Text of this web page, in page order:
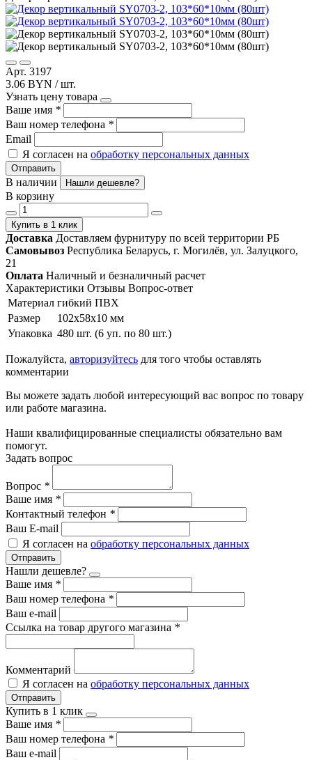
Арт. 3197
3.06 BYN / шт.
Узнать цену товара
Ваше имя *
Ваш номер телефона *
Email
Я согласен на обработку персональных данных
Отправить
В наличии Нашли дешевле?
В корзину
Купить в 1 клик
Доставка Доставляем фурнитуру по всей территории РБ
Самовывоз Республика Беларусь, г. Могилёв, ул. Залуцкого,
21
Оплата Наличный и безналичный расчет
Характеристики Отзывы Вопрос-ответ
Материал гибкий ПВХ
Размер
102х58х10 мм
Упаковка 480 шт. (6 уп. по 80 шт.)
Пожалуйста, авторизуйтесь для того чтобы оставлять
комментарии
Вы можете задать любой интересующий вас вопрос по товару
или работе магазина.
Наши квалифицированные специалисты обязательно вам
помогут.
Задать вопрос
Вопрос *
Ваше имя *
Контактный телефон *
Ваш E-mail
Я согласен на обработку персональных данных
Отправить
Нашли дешевле?
Ваше имя *
Ваш номер телефона *
Ваш e-mail
Ссылка на товар другого магазина *
Комментарий
Я согласен на обработку персональных данных
Отправить
Купить в 1 клик
Ваше имя *
Ваш номер телефона *
Ваш e-mail